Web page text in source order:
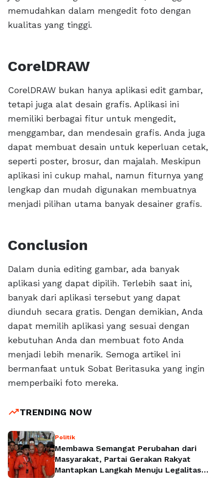
memudahkan dalam mengedit foto dengan
kualitas yang tinggi.
CorelDRAW
CorelDRAW bukan hanya aplikasi edit gambar,
tetapi juga alat desain grafis. Aplikasi ini
memiliki berbagai fitur untuk mengedit,
menggambar, dan mendesain grafis. Anda juga
dapat membuat desain untuk keperluan cetak,
seperti poster, brosur, dan majalah. Meskipun
aplikasi ini cukup mahal, namun fiturnya yang
lengkap dan mudah digunakan membuatnya
menjadi pilihan utama banyak desainer grafis.
Conclusion
Dalam dunia editing gambar, ada banyak
aplikasi yang dapat dipilih. Terlebih saat ini,
banyak dari aplikasi tersebut yang dapat
diunduh secara gratis. Dengan demikian, Anda
dapat memilih aplikasi yang sesuai dengan
kebutuhan Anda dan membuat foto Anda
menjadi lebih menarik. Semoga artikel ini
bermanfaat untuk Sobat Beritasuka yang ingin
memperbaiki foto mereka.
trending_upTRENDING NOW
Politik
Membawa Semangat Perubahan dari
Masyarakat, Partai Gerakan Rakyat
Mantapkan Langkah Menuju Legalitas